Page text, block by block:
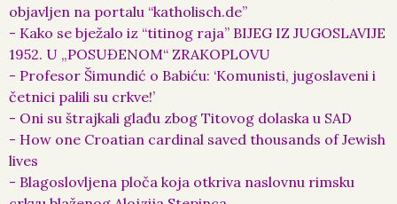
objavljen na portalu “katholisch.de”
- Kako se bježalo iz “titinog raja” BIJEG IZ JUGOSLAVIJE
1952. U „POSUĐENOM“ ZRAKOPLOVU
- Profesor Šimundić o Babiću: ‘Komunisti, jugoslaveni i
četnici palili su crkve!’
- Oni su štrajkali glađu zbog Titovog dolaska u SAD
- How one Croatian cardinal saved thousands of Jewish
lives
- Blagoslovljena ploča koja otkriva naslovnu rimsku